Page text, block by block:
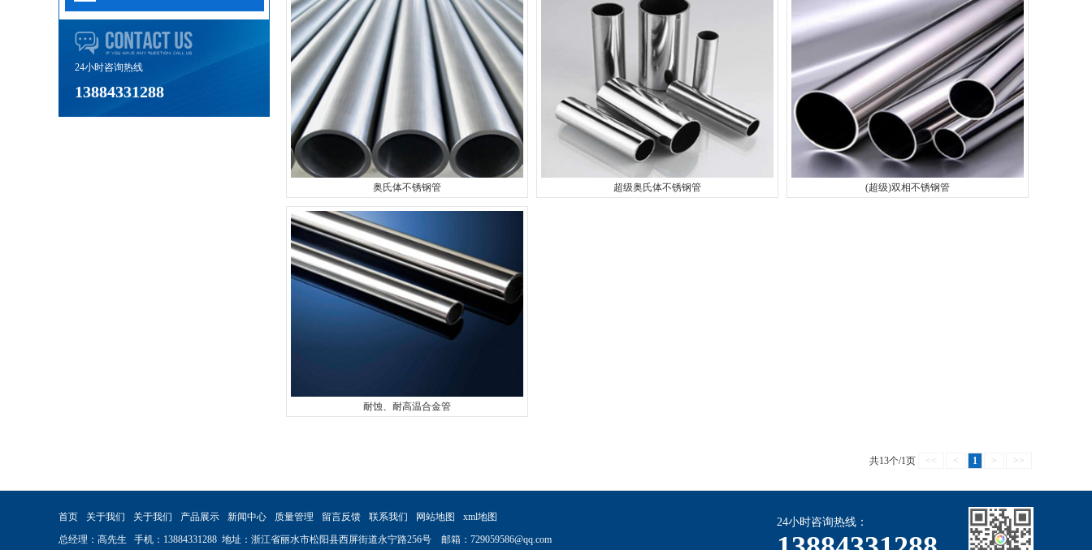
24小时咨询热线
13884331288
奥氏体不锈钢管 超级奥氏体不锈钢管 (超级)双相不锈钢管
耐蚀、耐高温合金管
共13个/1页 << < 1 > >>
首页 关于我们 关于我们 产品展示 新闻中心 质量管理 留言反馈 联系我们 网站地图
xml地图
总经理：高先生 手机：13884331288 地址：浙江省丽水市松阳县西屏街道永宁路256号 邮箱：729059586@qq.com
24小时咨询热线：